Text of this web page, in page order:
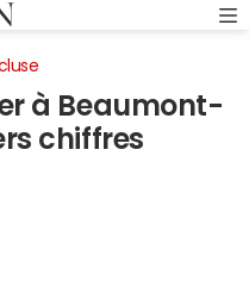
à Beaumont-
chiffres